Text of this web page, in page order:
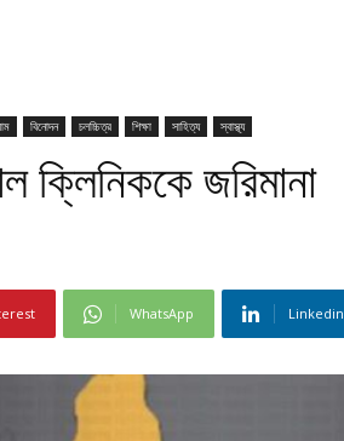
বিনোদন চলচ্চিত্র শিক্ষা সাহিত্য স্বাস্থ্য
ক্লিনিককে জরিমানা
WhatsApp Linkedin